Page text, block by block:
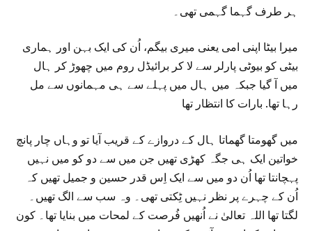
ہر طرف گہما گہمی تھی۔
میرا بیٹا اپنی امی یعنی میری بیگم، اُن کی ایک بہن اور ہماری
بیٹی کو بیوٹی پارلر سے لا کر برائیڈل روم میں چھوڑ کر ہال
میں آ گیا جبکہ میں ہال میں پہلے سے ہی مہمانوں سے مل
رہا تھا. بارات کا انتظار تھا
میں گھومتا گھماتا ہال کے دروازے کے قریب آیا تو وہاں چار پانچ
خواتین ایک ہی جگہ کھڑی تھیں جن میں سے دو کو میں نہیں
پہچانتا تھا اُن دو میں سے ایک اِس قدر حسین و جمیل تھیں کہ
اُن کے چہرے پر نظر نہیں ٹِکتی تھی۔ وہ سب سے الگ تھیں۔
لگتا تھا اللہ تعالیٰ نے اُنھیں فُرصت کے لمحات میں بنایا تھا۔ کون